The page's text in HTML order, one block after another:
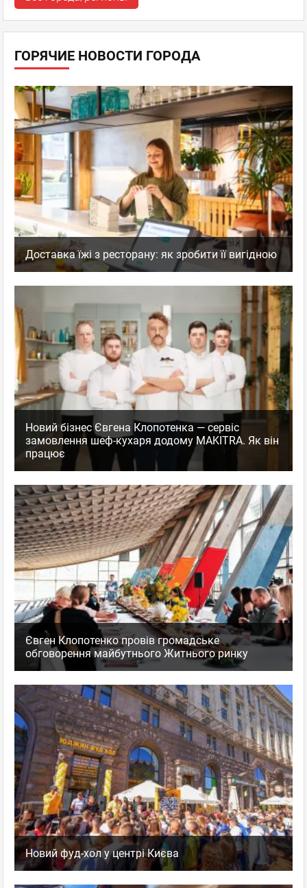
ГОРЯЧИЕ НОВОСТИ ГОРОДА
Доставка їжі з ресторану: як зробити її вигідною
Новий бізнес Євгена Клопотенка — сервіс
замовлення шеф-кухаря додому MAKITRA. Як він
працює
Євген Клопотенко провів громадське
обговорення майбутнього Житнього ринку
Новий фуд-хол у центрі Києва